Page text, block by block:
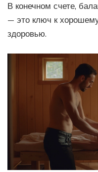
В конечном счете,
— это ключ к
здоровью.